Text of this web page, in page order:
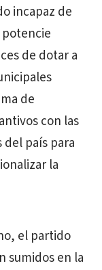
incapaz de
de dotar a
de
con las
del país para
la
el partido
sumidos en la